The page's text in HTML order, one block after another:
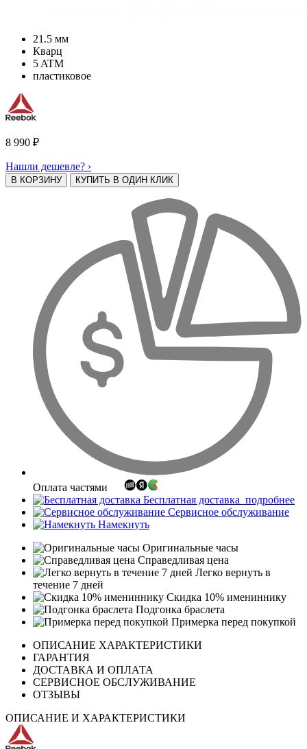
21.5 мм
Кварц
5 ATM
пластиковое
8 990 ₽
Нашли дешевле? ›
В КОРЗИНУ КУПИТЬ В ОДИН КЛИК
Оплата частями
Бесплатная доставка подробнее
Сервисное обслуживание
Намекнуть
Оригинальные часы
Справедливая цена
Легко вернуть в
течение 7 дней
Скидка 10% имениннику
Подгонка браслета
Примерка перед покупкой
ОПИСАНИЕ ХАРАКТЕРИСТИКИ
ГАРАНТИЯ
ДОСТАВКА И ОПЛАТА
СЕРВИСНОЕ ОБСЛУЖИВАНИЕ
ОТЗЫВЫ
ОПИСАНИЕ И ХАРАКТЕРИСТИКИ